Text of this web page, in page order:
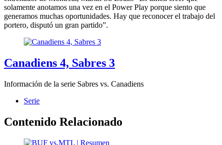
solamente anotamos una vez en el Power Play porque siento que
generamos muchas oportunidades. Hay que reconocer el trabajo del
portero, disputó un gran partido”.
Canadiens 4, Sabres 3
Información de la serie Sabres vs. Canadiens
Serie
Contenido Relacionado